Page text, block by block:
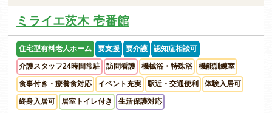
ミライエ茨木 壱番館
住宅型有料老人ホーム 要支援 要介護 認知症相談可
介護スタッフ24時間常駐 訪問看護 機械浴・特殊浴 機能訓練室
食事付き・療養食対応 イベント充実 駅近・交通便利 体験入居可
終身入居可 居室トイレ付き 生活保護対応